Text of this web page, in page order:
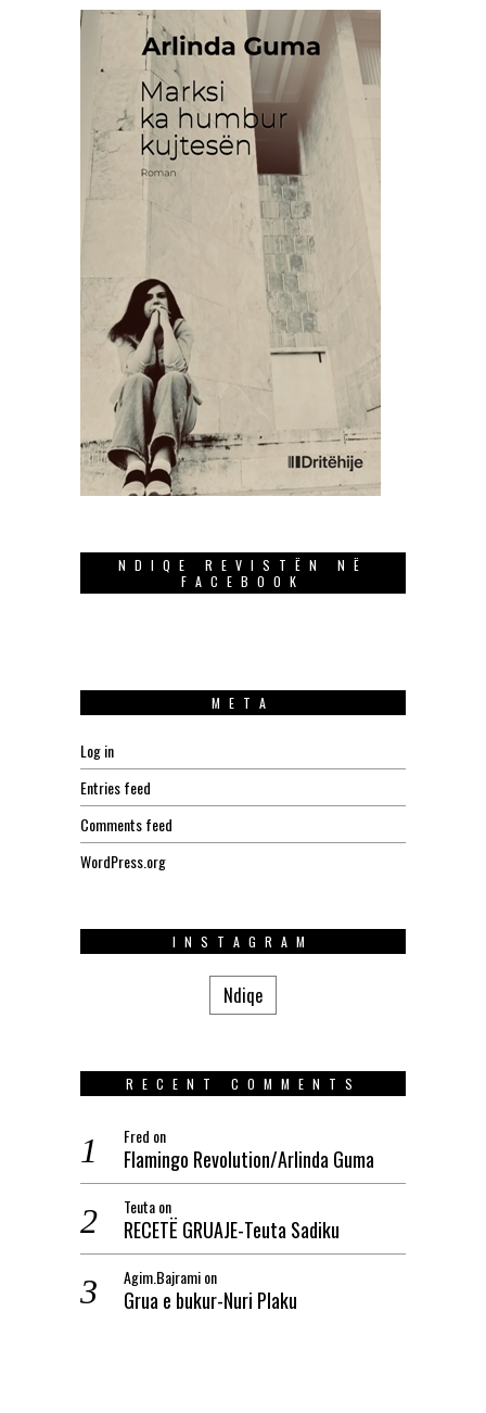
NDIQE REVISTËN NË
FACEBOOK
META
Log in
Entries feed
Comments feed
WordPress.org
INSTAGRAM
Ndiqe
RECENT COMMENTS
Fred on
Flamingo Revolution/Arlinda Guma
Teutaon
RECETË GRUAJE-Teuta Sadiku
Agim.Bajramion
Grua e bukur-Nuri Plaku